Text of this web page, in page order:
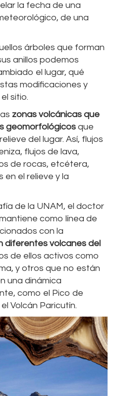
la fecha de una
de una
árboles que forman
anillos podemos
el lugar, qué
modificaciones y
sitio.
zonas volcánicas que
geomorfológicos que
del lugar. Así, flujos
flujos de lava,
de rocas, etcétera,
el relieve y la
de la UNAM, el doctor
como línea de
con la
diferentes volcanes del
de ellos activos como
y otros que no están
una dinámica
como el Pico de
Volcán Paricutín.